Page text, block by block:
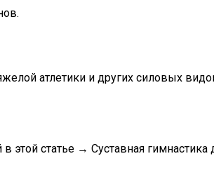
атлетики и других силовых
статье → Суставная